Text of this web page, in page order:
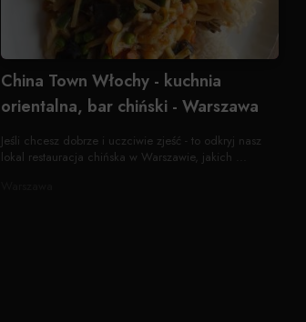
China Town Włochy - kuchnia
orientalna, bar chiński - Warszawa
Jeśli chcesz dobrze i uczciwie zjeść - to odkryj nasz
lokal restauracja chińska w Warszawie, jakich ...